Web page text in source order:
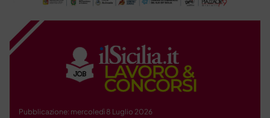
Pubblicazione: mercoledì 8 Luglio 2026